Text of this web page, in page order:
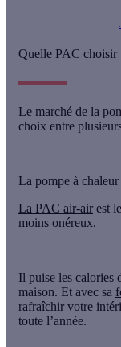
Quelle PAC choisir
Le marché de la
choix entre
La pompe à
La PAC air-air est
moins onéreux.
Il puise les calories
maison. Et avec sa
rafraîchir votre
toute l’année.